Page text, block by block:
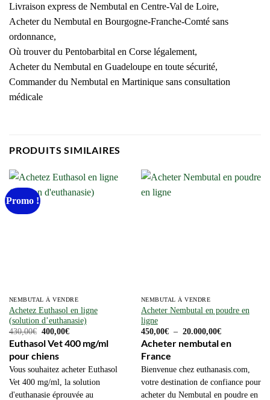
Livraison express de Nembutal en Centre-Val de Loire,
Acheter du Nembutal en Bourgogne-Franche-Comté sans
ordonnance,
Où trouver du Pentobarbital en Corse légalement,
Acheter du Nembutal en Guadeloupe en toute sécurité,
Commander du Nembutal en Martinique sans consultation
médicale
PRODUITS SIMILAIRES
Promo !
NEMBUTAL À VENDRE
Achetez Euthasol en ligne
(solution d’euthanasie)
430,00€ Le
prix
initial
était :
430,00€.
400,00€Le
prix
actuel
Euthasol Vet 400 mg/ml
pour chiens
Vous souhaitez acheter Euthasol
Vet 400 mg/ml, la solution
d'euthanasie éprouvée au
NEMBUTAL À VENDRE
Acheter Nembutal en poudre en
ligne
450,00€ – 20.000,00€Plage
prix :
20.000,00€
Acheter nembutal en
France
Bienvenue chez euthanasis.com,
votre destination de confiance pour
acheter du Nembutal en poudre en